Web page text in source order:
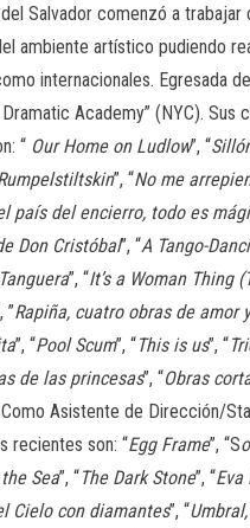
Salvador comenzó a
ambiente artístico pudiendo
internacionales. Egresada
Academy” (NYC). Sus
“ Our Home on Ludlow”, “
”, “No me
país del encierro, todo es
Don Cristóbal”, “A Tango-
”, “It’s a Woman Thing
”Rapiña, cuatro obras de amor
”, “Pool Scum”, “This is us”, “
de las princesas”, “Obras
Asistente de Dirección/
recientes son: “Egg Frame”, “S
Sea”, “The Dark Stone”, “Eva
Cielo con diamantes”, “